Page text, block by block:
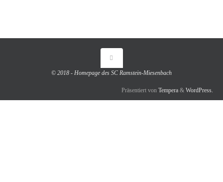
© 2018 - Homepage des SC Ramstein-Miesenbach
Präsentiert von Tempera & WordPress.